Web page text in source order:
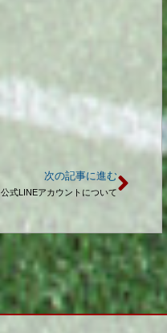
次の記事に進む
公式LINEアカウントについて